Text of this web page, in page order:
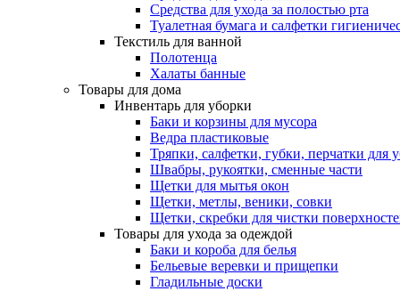
Средства для ухода за полостью рта
Туалетная бумага и салфетки
Текстиль для ванной
Полотенца
Халаты банные
Товары для дома
Инвентарь для уборки
Баки и корзины для мусора
Ведра пластиковые
Тряпки, салфетки, губки, перчатки для
Швабры, рукоятки, сменные части
Щетки для мытья окон
Щетки, метлы, веники, совки
Щетки, скребки для чистки
Товары для ухода за одеждой
Баки и короба для белья
Бельевые веревки и прищепки
Гладильные доски